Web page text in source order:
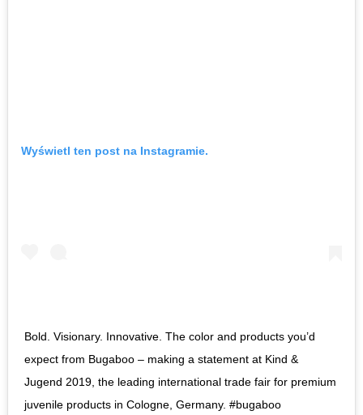
Wyświetl ten post na Instagramie.
Bold. Visionary. Innovative. The color and products you’d
expect from Bugaboo – making a statement at Kind &
Jugend 2019, the leading international trade fair for premium
juvenile products in Cologne, Germany. #bugaboo